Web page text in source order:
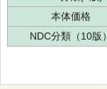
本体価格
NDC分類（10版）